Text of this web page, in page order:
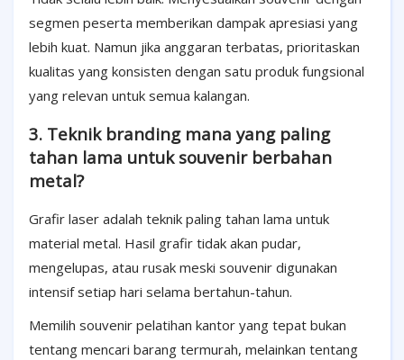
segmen peserta memberikan dampak apresiasi yang
lebih kuat. Namun jika anggaran terbatas, prioritaskan
kualitas yang konsisten dengan satu produk fungsional
yang relevan untuk semua kalangan.
3. Teknik branding mana yang paling
tahan lama untuk souvenir berbahan
metal?
Grafir laser adalah teknik paling tahan lama untuk
material metal. Hasil grafir tidak akan pudar,
mengelupas, atau rusak meski souvenir digunakan
intensif setiap hari selama bertahun-tahun.
Memilih souvenir pelatihan kantor yang tepat bukan
tentang mencari barang termurah, melainkan tentang